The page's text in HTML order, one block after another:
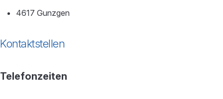
4617 Gunzgen
Kontaktstellen
Telefonzeiten